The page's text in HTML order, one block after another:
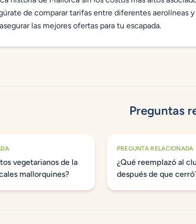
de comparar tarifas entre diferentes aerolíneas y
las mejores ofertas para tu escapada.
Preguntas
vegetarianos de la
mallorquines?
PREGUNTA RELACIONADA
¿Qué reemplazó al
después de que